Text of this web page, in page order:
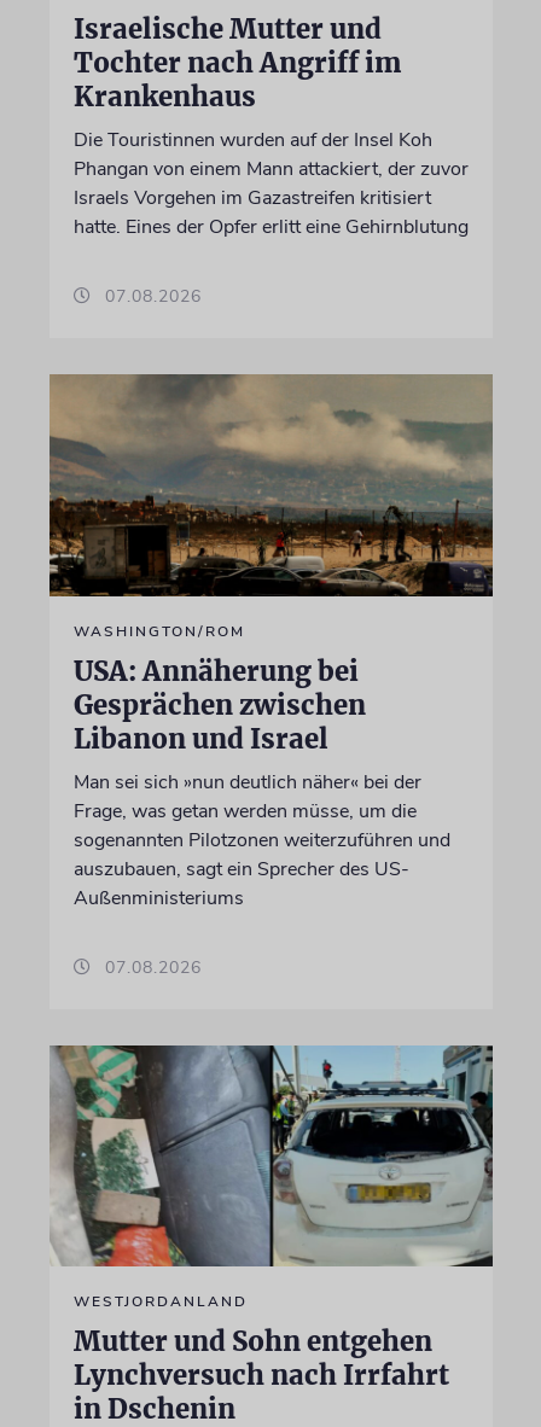
Israelische Mutter und
Tochter nach Angriff im
Krankenhaus
Die Touristinnen wurden auf der Insel Koh
Phangan von einem Mann attackiert, der zuvor
Israels Vorgehen im Gazastreifen kritisiert
hatte. Eines der Opfer erlitt eine Gehirnblutung
07.08.2026
WASHINGTON/ROM
USA: Annäherung bei
Gesprächen zwischen
Libanon und Israel
Man sei sich »nun deutlich näher« bei der
Frage, was getan werden müsse, um die
sogenannten Pilotzonen weiterzuführen und
auszubauen, sagt ein Sprecher des US-
Außenministeriums
07.08.2026
WESTJORDANLAND
Mutter und Sohn entgehen
Lynchversuch nach Irrfahrt
in Dschenin